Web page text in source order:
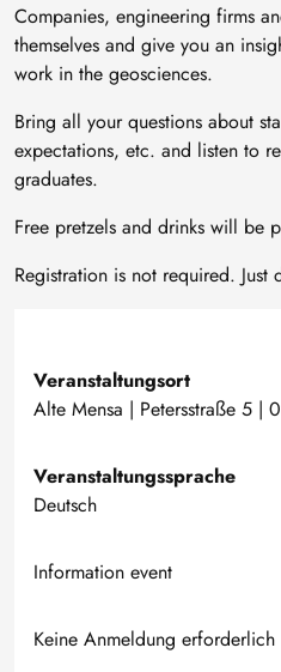
Companies, engineering firms
themselves and give you an
work in the geosciences.
Bring all your questions about
expectations, etc. and listen to
graduates.
Free pretzels and drinks will be
Registration is not required. Just
Veranstaltungsort
Alte Mensa | Petersstraße 5 |
Veranstaltungssprache
Deutsch
Information event
Keine Anmeldung erforderlich